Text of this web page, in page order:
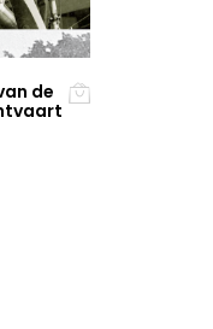
de